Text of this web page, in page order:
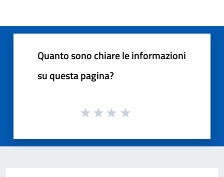
Quanto sono chiare le informazioni
su questa pagina?